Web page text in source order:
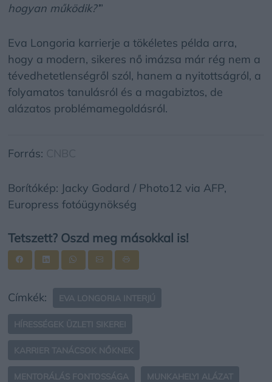
hogyan működik?’”
Eva Longoria karrierje a tökéletes példa arra,
hogy a modern, sikeres nő imázsa már rég nem a
tévedhetetlenségről szól, hanem a nyitottságról, a
folyamatos tanulásról és a magabiztos, de
alázatos problémamegoldásról.
Forrás:
Borítókép: Jacky Godard / Photo12 via AFP,
Europress fotóügynökség
Tetszett? Oszd meg másokkal is!
Címkék: EVA LONGORIA INTERJÚ
HÍRESSÉGEK ÜZLETI SIKEREI
KARRIER TANÁCSOK NŐKNEK
MENTORÁLÁS FONTOSSÁGA MUNKAHELYI ALÁZAT